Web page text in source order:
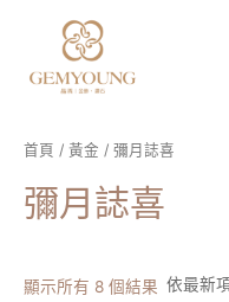
首頁 / 黃金 / 彌月誌喜
彌月誌喜
顯示所有 8 個結果